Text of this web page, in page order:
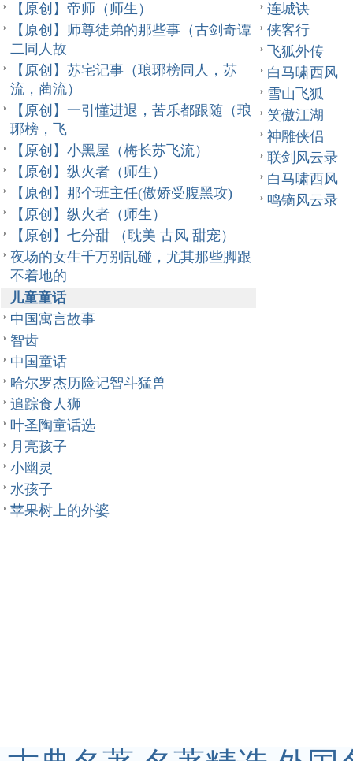
【原创】帝师（师生）
【原创】师尊徒弟的那些事（古剑奇谭
二同人故
【原创】苏宅记事（琅琊榜同人，苏
流，蔺流）
【原创】一引懂进退，苦乐都跟随（琅
琊榜，飞
【原创】小黑屋（梅长苏飞流）
【原创】纵火者（师生）
【原创】那个班主任(傲娇受腹黑攻)
【原创】纵火者（师生）
【原创】七分甜 （耽美 古风 甜宠）
夜场的女生千万别乱碰，尤其那些脚跟
不着地的
连城诀
侠客行
飞狐外传
白马啸西风
雪山飞狐
笑傲江湖
神雕侠侣
联剑风云录
白马啸西风
鸣镝风云录
儿童童话
中国寓言故事
智齿
中国童话
哈尔罗杰历险记智斗猛兽
追踪食人狮
叶圣陶童话选
月亮孩子
小幽灵
水孩子
苹果树上的外婆